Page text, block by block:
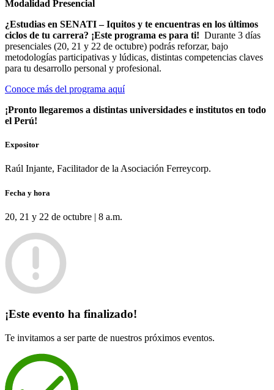
Modalidad Presencial
¿Estudias en SENATI – Iquitos y te encuentras en los últimos
ciclos de tu carrera? ¡Este programa es para ti! Durante 3 días
presenciales (20, 21 y 22 de octubre) podrás reforzar, bajo
metodologías participativas y lúdicas, distintas competencias claves
para tu desarrollo personal y profesional.
Conoce más del programa aquí
¡Pronto llegaremos a distintas universidades e institutos en todo
el Perú!
Expositor
Raúl Injante, Facilitador de la Asociación Ferreycorp.
Fecha y hora
20, 21 y 22 de octubre | 8 a.m.
¡Este evento ha finalizado!
Te invitamos a ser parte de nuestros próximos eventos.